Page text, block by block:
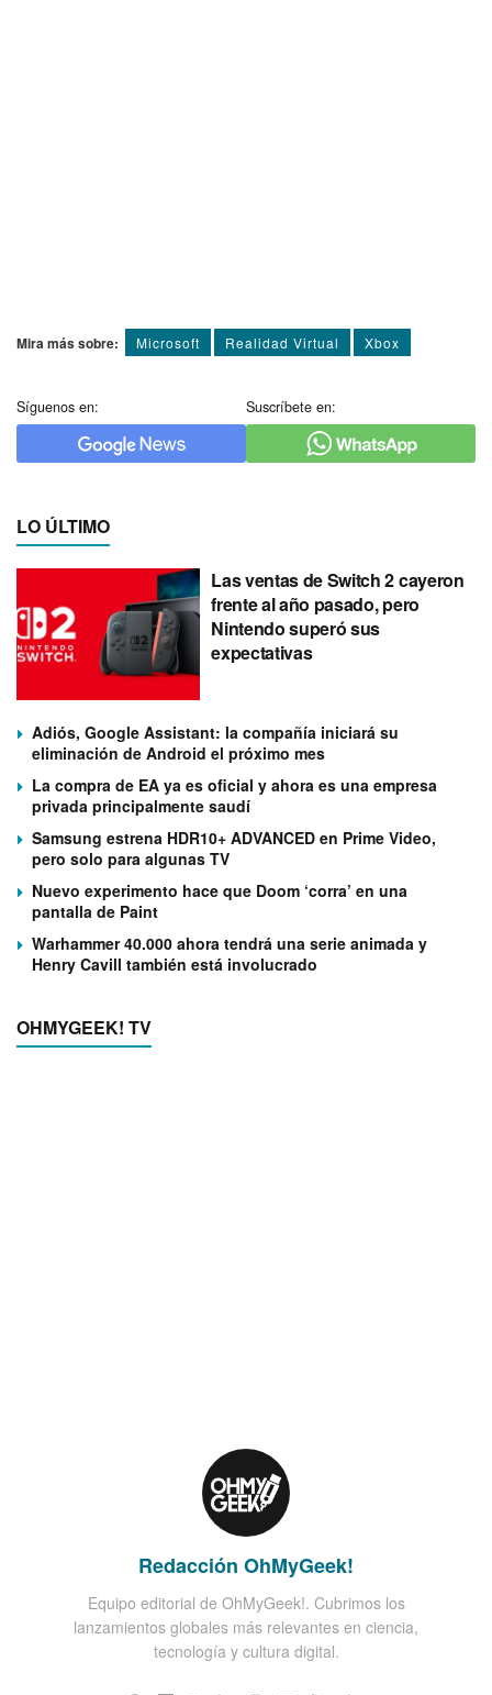
Mira más sobre: Microsoft Realidad Virtual Xbox
Síguenos en: Suscríbete en:
LO ÚLTIMO
Las ventas de Switch 2 cayeron
frente al año pasado, pero
Nintendo superó sus
expectativas
Adiós, Google Assistant: la compañía iniciará su
eliminación de Android el próximo mes
La compra de EA ya es oficial y ahora es una empresa
privada principalmente saudí
Samsung estrena HDR10+ ADVANCED en Prime Video,
pero solo para algunas TV
Nuevo experimento hace que Doom ‘corra’ en una
pantalla de Paint
Warhammer 40.000 ahora tendrá una serie animada y
Henry Cavill también está involucrado
OHMYGEEK! TV
Redacción OhMyGeek!
Equipo editorial de OhMyGeek!. Cubrimos los
lanzamientos globales más relevantes en ciencia,
tecnología y cultura digital.